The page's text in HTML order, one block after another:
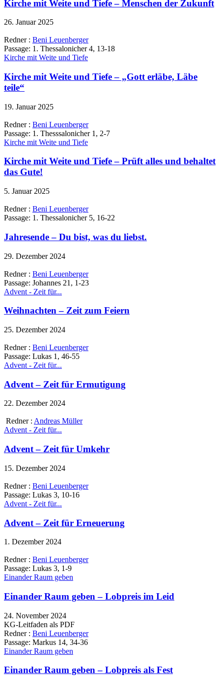
Kirche mit Weite und Tiefe – Menschen der Zukunft
26. Januar 2025
Redner : Beni Leuenberger
Passage: 1. Thessalonicher 4, 13-18
Kirche mit Weite und Tiefe
Kirche mit Weite und Tiefe – „Gott erläbe, Läbe
teile“
19. Januar 2025
Redner : Beni Leuenberger
Passage: 1. Thesssalonicher 1, 2-7
Kirche mit Weite und Tiefe
Kirche mit Weite und Tiefe – Prüft alles und behaltet
das Gute!
5. Januar 2025
Redner : Beni Leuenberger
Passage: 1. Thessalonicher 5, 16-22
Jahresende – Du bist, was du liebst.
29. Dezember 2024
Redner : Beni Leuenberger
Passage: Johannes 21, 1-23
Advent - Zeit für...
Weihnachten – Zeit zum Feiern
25. Dezember 2024
Redner : Beni Leuenberger
Passage: Lukas 1, 46-55
Advent - Zeit für...
Advent – Zeit für Ermutigung
22. Dezember 2024
Redner : Andreas Müller
Advent - Zeit für...
Advent – Zeit für Umkehr
15. Dezember 2024
Redner : Beni Leuenberger
Passage: Lukas 3, 10-16
Advent - Zeit für...
Advent – Zeit für Erneuerung
1. Dezember 2024
Redner : Beni Leuenberger
Passage: Lukas 3, 1-9
Einander Raum geben
Einander Raum geben – Lobpreis im Leid
24. November 2024
KG-Leitfaden als PDF
Redner : Beni Leuenberger
Passage: Markus 14, 34-36
Einander Raum geben
Einander Raum geben – Lobpreis als Fest